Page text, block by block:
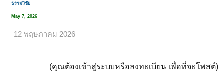
ธรรมวิชัย
May 7, 2026
12 พฤษภาคม 2026
(คุณต้องเข้าสู่ระบบหรือลงทะเบียน เพื่อที่จะโพสต์)